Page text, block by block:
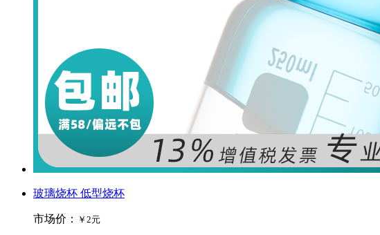
玻璃烧杯 低型烧杯
市场价： ￥2元